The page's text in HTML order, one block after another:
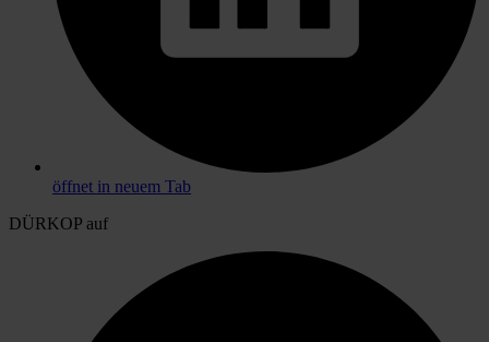
öffnet in neuem Tab
DÜRKOP auf